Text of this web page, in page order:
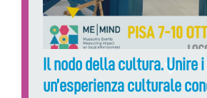
Il nodo della cultura. Unire
un’esperienza culturale